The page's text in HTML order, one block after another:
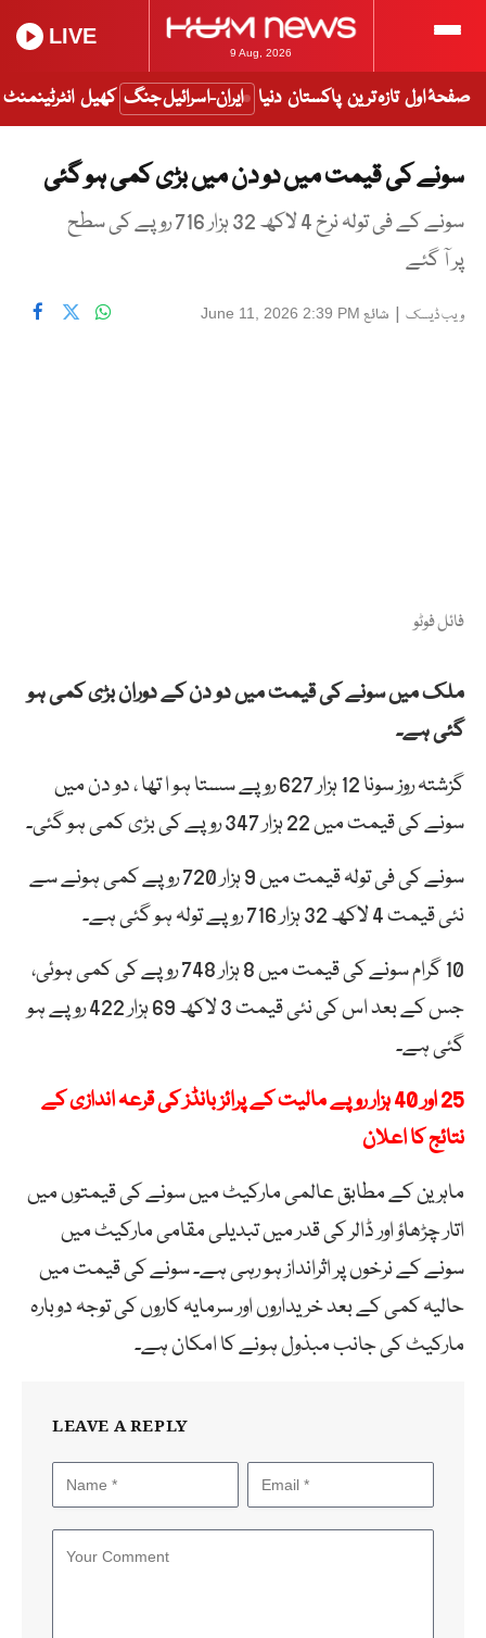
9 Aug, 2026
LIVE
صفحۂ اول تازہ ترین پاکستان دنیا ایران-اسرائیل جنگ کھیل انٹرٹینمنٹ
سونے کی قیمت میں دو دن میں بڑی کمی ہو گئی
سونے کے فی تولہ نرخ 4 لاکھ 32 ہزار 716 روپے کی سطح
پر آ گئے
ویب ڈیسک | شائع June 11, 2026 2:39 PM
فائل فوٹو
ملک میں سونے کی قیمت میں دو دن کے دوران بڑی کمی ہو
گئی ہے۔
گزشتہ روز سونا 12 ہزار 627 روپے سستا ہو ا تھا ، دو دن میں
سونے کی قیمت میں 22 ہزار 347 روپے کی بڑی کمی ہو گئی۔
سونے کی فی تولہ قیمت میں 9 ہزار 720 روپے کمی ہونے سے
نئی قیمت 4 لاکھ 32 ہزار 716 روپے تولہ ہو گئی ہے۔
10 گرام سونے کی قیمت میں 8 ہزار 748 روپے کی کمی ہوئی،
جس کے بعد اس کی نئی قیمت 3 لاکھ 69 ہزار 422 روپے ہو
گئی ہے۔
25 اور 40 ہزار روپے مالیت کے پرائز بانڈز کی قرعہ اندازی کے
نتائج کا اعلان
ماہرین کے مطابق عالمی مارکیٹ میں سونے کی قیمتوں میں
اتار چڑھاؤ اور ڈالر کی قدر میں تبدیلی مقامی مارکیٹ میں
سونے کے نرخوں پر اثرانداز ہو رہی ہے۔ سونے کی قیمت میں
حالیہ کمی کے بعد خریداروں اور سرمایہ کاروں کی توجہ دوبارہ
مارکیٹ کی جانب مبذول ہونے کا امکان ہے۔
LEAVE A REPLY